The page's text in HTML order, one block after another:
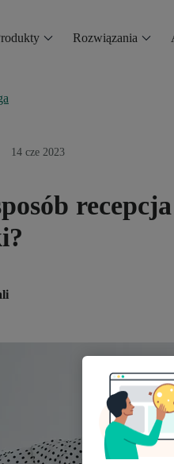
Rozwiązania
14 cze 2023